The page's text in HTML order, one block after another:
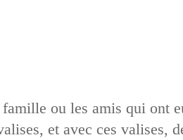
ou les amis qui ont
et avec ces valises,